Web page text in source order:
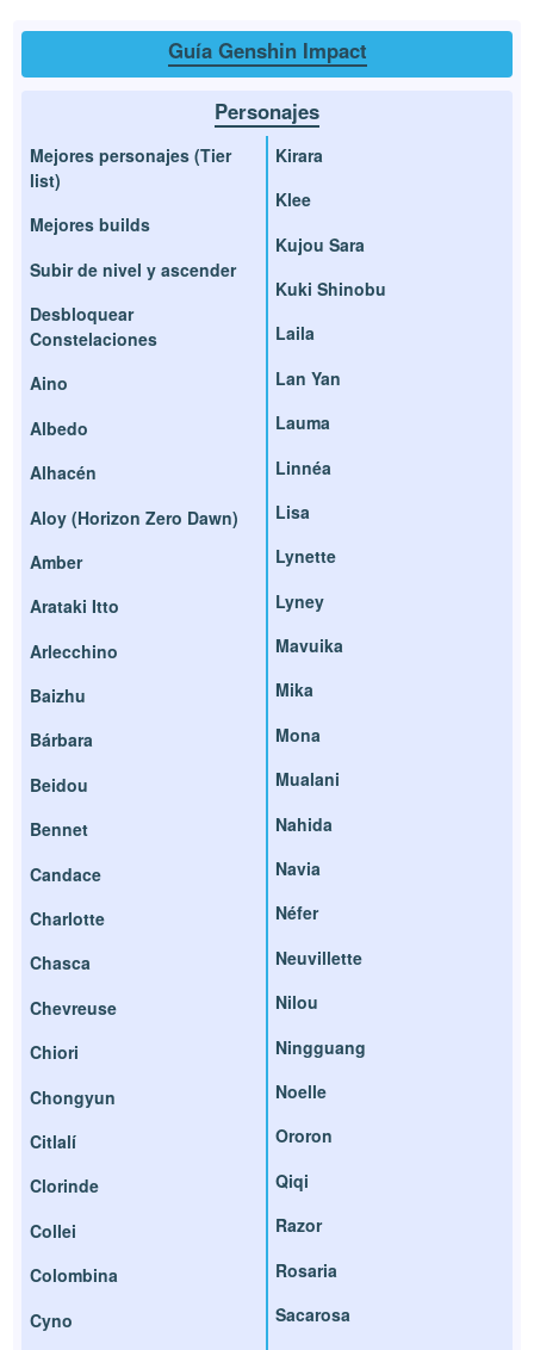
Guía Genshin Impact
Personajes
Mejores personajes (Tier
list)
Mejores builds
Subir de nivel y ascender
Desbloquear
Constelaciones
Aino
Albedo
Alhacén
Aloy (Horizon Zero Dawn)
Amber
Arataki Itto
Arlecchino
Baizhu
Bárbara
Beidou
Bennet
Candace
Charlotte
Chasca
Chevreuse
Chiori
Chongyun
Citlalí
Clorinde
Collei
Colombina
Cyno
Kirara
Klee
Kujou Sara
Kuki Shinobu
Laila
Lan Yan
Lauma
Linnéa
Lisa
Lynette
Lyney
Mavuika
Mika
Mona
Mualani
Nahida
Navia
Néfer
Neuvillette
Nilou
Ningguang
Noelle
Ororon
Qiqi
Razor
Rosaria
Sacarosa